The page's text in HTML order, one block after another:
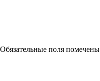
Обязательные поля помечены